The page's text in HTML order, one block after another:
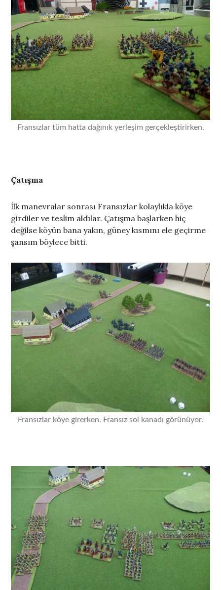
Fransızlar tüm hatta dağınık yerleşim gerçekleştirirken.
Çatışma
İlk manevralar sonrası Fransızlar kolaylıkla köye
girdiler ve teslim aldılar. Çatışma başlarken hiç
değilse köyün bana yakın, güney kısmını ele geçirme
şansım böylece bitti.
Fransızlar köye girerken. Fransız sol kanadı görünüyor.